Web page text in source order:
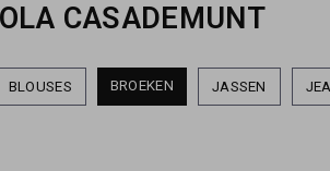
CASADEMUNT
BLOUSES BROEKEN JASSEN